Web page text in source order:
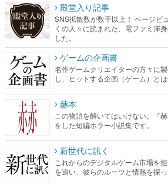
殿堂入り記事
SNS拡散数が数千以上！ ページビ
くの人々に読まれた、電ファミ渾
した。
ゲームの企画書
名作ゲームクリエイターの方々に
し、ヒットする企画（ゲーム）と
赫本
この物語を解いてはいけない。『
をした短編ホラー小説集です。
新世代に訊く
これからのデジタルゲーム市場を
を追い、彼らのルーツと情熱を探っ